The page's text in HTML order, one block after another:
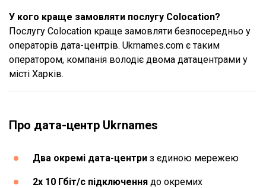
У кого краще замовляти послугу Colocation?
Послугу Colocation краще замовляти безпосередньо у
операторів дата-центрів. Ukrnames.com є таким
оператором, компанія володіє двома датацентрами у
місті Харків.
Про дата-центр Ukrnames
Два окремі дата-центри з єдиною мережею
2х 10 Гбіт/с підключення до окремих